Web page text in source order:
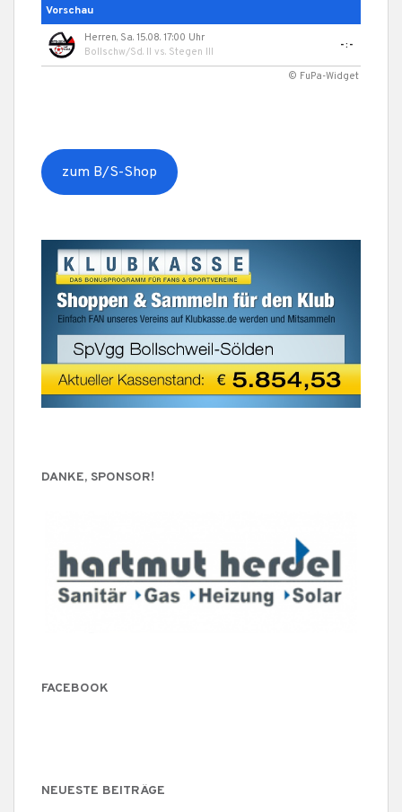
Vorschau
Herren, Sa. 15.08. 17:00 Uhr
Bollschw/Sd. II vs. Stegen III
-:-
© FuPa-Widget
zum B/S-Shop
DANKE, SPONSOR!
FACEBOOK
NEUESTE BEITRÄGE